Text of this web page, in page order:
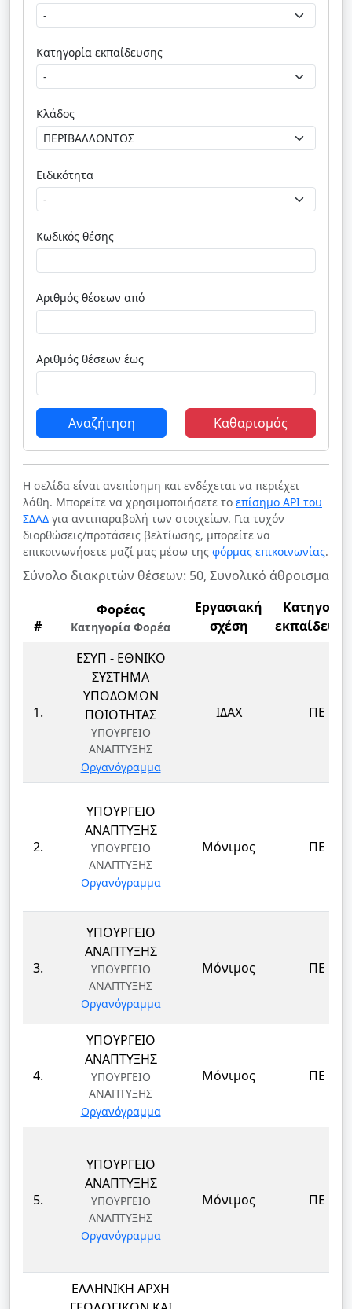
Κατηγορία εκπαίδευσης
Κλάδος
Ειδικότητα
Κωδικός θέσης
Αριθμός θέσεων από
Αριθμός θέσεων έως
Αναζήτηση Καθαρισμός
Η σελίδα είναι ανεπίσημη και ενδέχεται να περιέχει
λάθη. Μπορείτε να χρησιμοποιήσετε το επίσημο API του
ΣΔΑΔ για αντιπαραβολή των στοιχείων. Για τυχόν
διορθώσεις/προτάσεις βελτίωσης, μπορείτε να
επικοινωνήσετε μαζί μας μέσω της φόρμας επικοινωνίας.
Σύνολο διακριτών θέσεων: 50, Συνολικό άθροισμα
#
Φορέας
Κατηγορία Φορέα
Εργασιακή
σχέση
Κατηγορία
1.
ΕΣΥΠ - ΕΘΝΙΚΟ
ΣΥΣΤΗΜΑ
ΥΠΟΔΟΜΩΝ
ΠΟΙΟΤΗΤΑΣ
ΥΠΟΥΡΓΕΙΟ
ΑΝΑΠΤΥΞΗΣ
Οργανόγραμμα
ΙΔΑΧ ΠΕ
2.
ΥΠΟΥΡΓΕΙΟ
ΑΝΑΠΤΥΞΗΣ
ΥΠΟΥΡΓΕΙΟ
ΑΝΑΠΤΥΞΗΣ
Οργανόγραμμα
Μόνιμος ΠΕ
3.
ΥΠΟΥΡΓΕΙΟ
ΑΝΑΠΤΥΞΗΣ
ΥΠΟΥΡΓΕΙΟ
ΑΝΑΠΤΥΞΗΣ
Οργανόγραμμα
Μόνιμος ΠΕ
4.
ΥΠΟΥΡΓΕΙΟ
ΑΝΑΠΤΥΞΗΣ
ΥΠΟΥΡΓΕΙΟ
ΑΝΑΠΤΥΞΗΣ
Οργανόγραμμα
Μόνιμος ΠΕ
5.
ΥΠΟΥΡΓΕΙΟ
ΑΝΑΠΤΥΞΗΣ
ΥΠΟΥΡΓΕΙΟ
ΑΝΑΠΤΥΞΗΣ
Οργανόγραμμα
Μόνιμος ΠΕ
ΕΛΛΗΝΙΚΗ ΑΡΧΗ